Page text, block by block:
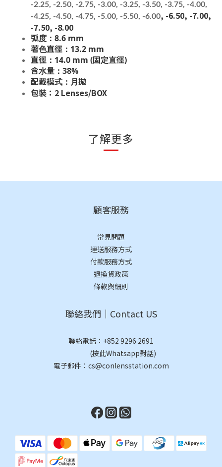
-2.25, -2.50, -2.75, -3.00, -3.25, -3.50, -3.75, -4.00,
-4.25, -4.50, -4.75, -5.00, -5.50, -6.00, -6.50, -7.00,
-7.50, -8.00
弧度：8.6 mm
著色直徑：13.2 mm
直徑：14.0 mm (固定直徑)
含水量：38%
配戴模式：月拋
包裝：2 Lenses/BOX
了解更多
顧客服務
常見問題
運送服務方式
付款服務方式
退換貨政策
條款與細則
聯絡我們｜Contact US
聯絡電話： +852 9296 2691
(按此Whatsapp對話)
電子郵件：cs@conlensstation.com